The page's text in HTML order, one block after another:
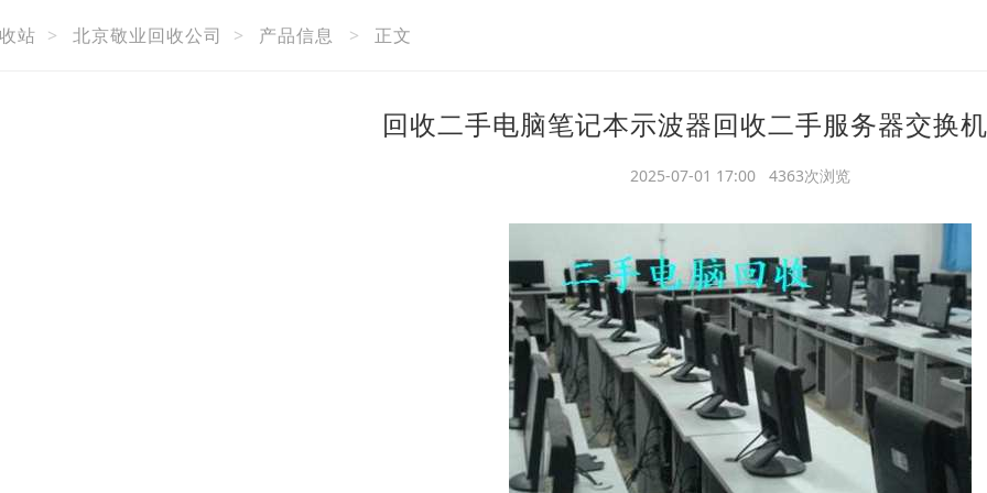
站 > 北京敬业回收公司 > 产品信息 > 正文
回收二手电脑笔记本示波器回收二手服务器交换
2025-07-01 17:00 4363次浏览